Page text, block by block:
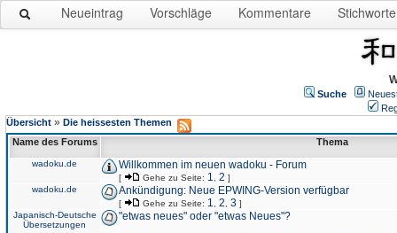
Neueintrag Vorschläge Kommentare Stichworte
Suche
Übersicht » Die heissesten Themen
Name des Forums
Thema
wadoku.de Willkommen im neuen wadoku - Forum
[ Gehe zu Seite: 1 2 ]
wadoku.de
Ankündigung: Neue EPWING-Version verfügbar
[ Gehe zu Seite: 1 2 3 ]
Japanisch-Deutsche
Übersetzungen
"etwas neues" oder "etwas Neues"?